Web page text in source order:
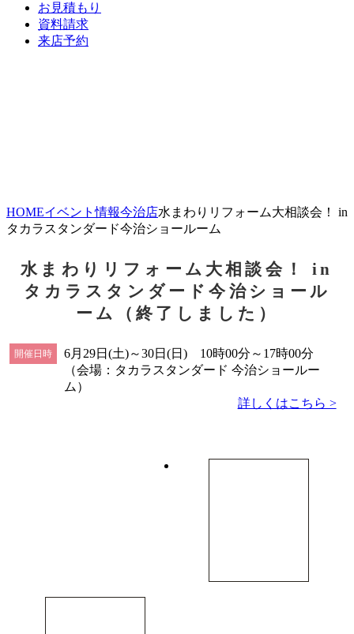
お見積もり
資料請求
来店予約
HOMEイベント情報今治店水まわりリフォーム大相談会！ in
タカラスタンダード今治ショールーム
水まわりリフォーム大相談会！ in
タカラスタンダード今治ショール
ーム（終了しました）
開催日時
6月29日(土)～30日(日) 10時00分～17時00分
（会場：タカラスタンダード 今治ショールー
ム）
詳しくはこちら >